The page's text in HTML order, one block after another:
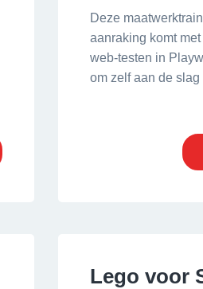
Deze
aanraking komt
web-testen in
om zelf aan de
Lego voor